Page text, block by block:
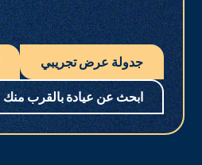
جدولة عرض تجريبي
ابحث عن عيادة بالقرب منك